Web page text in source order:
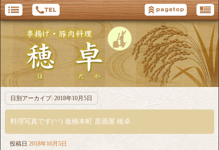
日別アーカイブ: 2018年10月5日
料理写真です(^^) 板橋本町 居酒屋 穂卓
投稿日 2018年10月5日